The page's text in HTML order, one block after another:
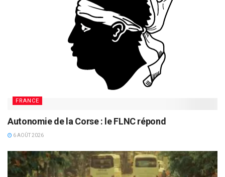
FRANCE
Autonomie de la Corse : le FLNC répond
6 AOÛT 2026